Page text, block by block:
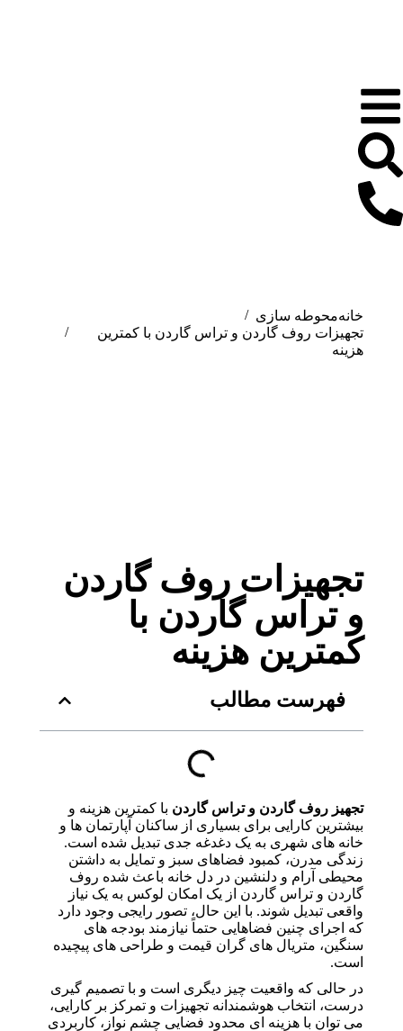
شما اینجا هستید:
خانهمحوطه سازی
تجهیزات روف گاردن و تراس گاردن با کمترین
هزینه
تجهیزات روف گاردن
و تراس گاردن با
کمترین هزینه
فهرست مطالب
تجهیز روف گاردن و تراس گاردن با کمترین هزینه و
بیشترین کارایی برای بسیاری از ساکنان آپارتمان ها و
خانه های شهری به یک دغدغه جدی تبدیل شده است.
زندگی مدرن، کمبود فضاهای سبز و تمایل به داشتن
محیطی آرام و دلنشین در دل خانه باعث شده روف
گاردن و تراس گاردن از یک امکان لوکس به یک نیاز
واقعی تبدیل شوند. با این حال، تصور رایجی وجود دارد
که اجرای چنین فضاهایی حتماً نیازمند بودجه های
سنگین، متریال های گران قیمت و طراحی های پیچیده
است.
در حالی که واقعیت چیز دیگری است و با تصمیم گیری
درست، انتخاب هوشمندانه تجهیزات و تمرکز بر کارایی،
می توان با هزینه ای محدود فضایی چشم نواز، کاربردی